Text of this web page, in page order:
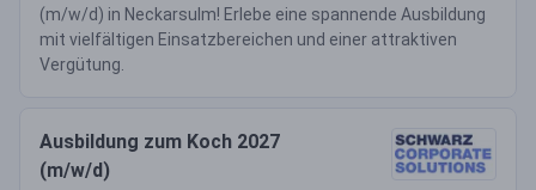
(m/w/d) in Neckarsulm! Erlebe eine spannende Ausbildung
mit vielfältigen Einsatzbereichen und einer attraktiven
Vergütung.
Ausbildung zum Koch 2027
(m/w/d)